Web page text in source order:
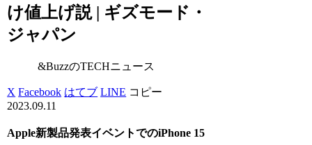
け値上げ説 | ギズモード・
ジャパン
&BuzzのTECHニュース
X Facebook はてブ LINE コピー
2023.09.11
Apple新製品発表イベントでのiPhone 15